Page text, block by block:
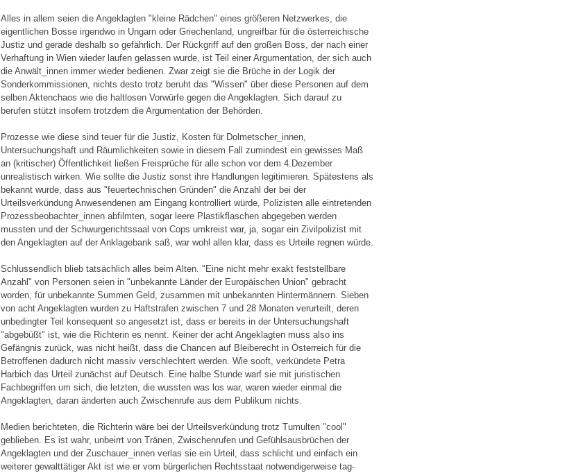
Alles in allem seien die Angeklagten "kleine Rädchen" eines größeren Netzwerkes, die
eigentlichen Bosse irgendwo in Ungarn oder Griechenland, ungreifbar für die österreichische
Justiz und gerade deshalb so gefährlich. Der Rückgriff auf den großen Boss, der nach einer
Verhaftung in Wien wieder laufen gelassen wurde, ist Teil einer Argumentation, der sich auch
die Anwält_innen immer wieder bedienen. Zwar zeigt sie die Brüche in der Logik der
Sonderkommissionen, nichts desto trotz beruht das "Wissen" über diese Personen auf dem
selben Aktenchaos wie die haltlosen Vorwürfe gegen die Angeklagten. Sich darauf zu
berufen stützt insofern trotzdem die Argumentation der Behörden.
Prozesse wie diese sind teuer für die Justiz, Kosten für Dolmetscher_innen,
Untersuchungshaft und Räumlichkeiten sowie in diesem Fall zumindest ein gewisses Maß
an (kritischer) Öffentlichkeit ließen Freisprüche für alle schon vor dem 4.Dezember
unrealistisch wirken. Wie sollte die Justiz sonst ihre Handlungen legitimieren. Spätestens als
bekannt wurde, dass aus "feuertechnischen Gründen" die Anzahl der bei der
Urteilsverkündung Anwesendenen am Eingang kontrolliert würde, Polizisten alle eintretenden
Prozessbeobachter_innen abfilmten, sogar leere Plastikflaschen abgegeben werden
mussten und der Schwurgerichtssaal von Cops umkreist war, ja, sogar ein Zivilpolizist mit
den Angeklagten auf der Anklagebank saß, war wohl allen klar, dass es Urteile regnen würde.
Schlussendlich blieb tatsächlich alles beim Alten. "Eine nicht mehr exakt feststellbare
Anzahl" von Personen seien in "unbekannte Länder der Europäischen Union" gebracht
worden, für unbekannte Summen Geld, zusammen mit unbekannten Hintermännern. Sieben
von acht Angeklagten wurden zu Haftstrafen zwischen 7 und 28 Monaten verurteilt, deren
unbedingter Teil konsequent so angesetzt ist, dass er bereits in der Untersuchungshaft
"abgebüßt" ist, wie die Richterin es nennt. Keiner der acht Angeklagten muss also ins
Gefängnis zurück, was nicht heißt, dass die Chancen auf Bleiberecht in Österreich für die
Betroffenen dadurch nicht massiv verschlechtert werden. Wie sooft, verkündete Petra
Harbich das Urteil zunächst auf Deutsch. Eine halbe Stunde warf sie mit juristischen
Fachbegriffen um sich, die letzten, die wussten was los war, waren wieder einmal die
Angeklagten, daran änderten auch Zwischenrufe aus dem Publikum nichts.
Medien berichteten, die Richterin wäre bei der Urteilsverkündung trotz Tumulten "cool"
geblieben. Es ist wahr, unbeirrt von Tränen, Zwischenrufen und Gefühlsausbrüchen der
Angeklagten und der Zuschauer_innen verlas sie ein Urteil, dass schlicht und einfach ein
weiterer gewalttätiger Akt ist wie er vom bürgerlichen Rechtsstaat notwendigerweise tag-